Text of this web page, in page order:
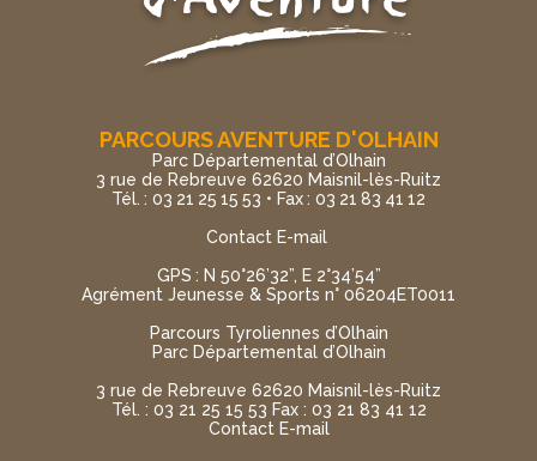
PARCOURS AVENTURE D'OLHAIN
Parc Départemental d’Olhain
3 rue de Rebreuve 62620 Maisnil-lès-Ruitz
Tél. : 03 21 25 15 53 • Fax : 03 21 83 41 12
Contact E-mail
GPS : N 50°26’32”, E 2°34’54”
Agrément Jeunesse & Sports n° 06204ET0011
Parcours Tyroliennes d’Olhain
Parc Départemental d’Olhain
3 rue de Rebreuve 62620 Maisnil-lès-Ruitz
Tél. : 03 21 25 15 53 Fax : 03 21 83 41 12
Contact E-mail